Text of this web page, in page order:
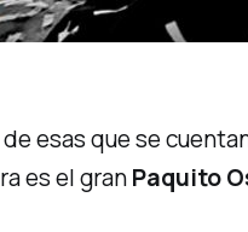
esas que se
es el granPaquito